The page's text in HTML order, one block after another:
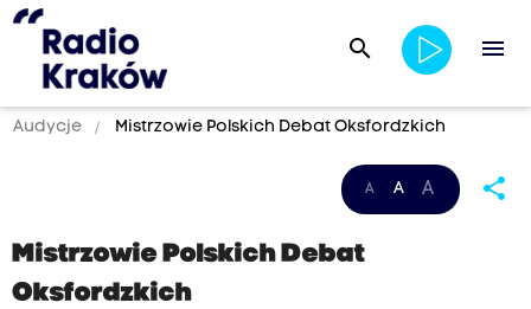
search menu
Audycje Mistrzowie Polskich Debat Oksfordzkich
A A A share
Mistrzowie Polskich Debat
Oksfordzkich